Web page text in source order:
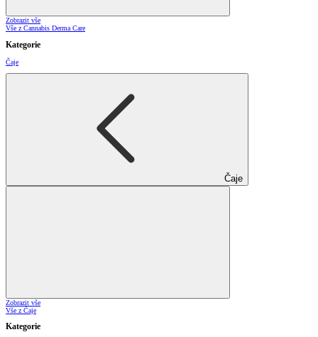
Zobrazit vše
Vše z Cannabis Derma Care
Kategorie
Čaje
Čaje
Zobrazit vše
Vše z Čaje
Kategorie